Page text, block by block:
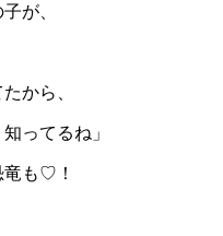
が、
から、
ってるね」
も♡！